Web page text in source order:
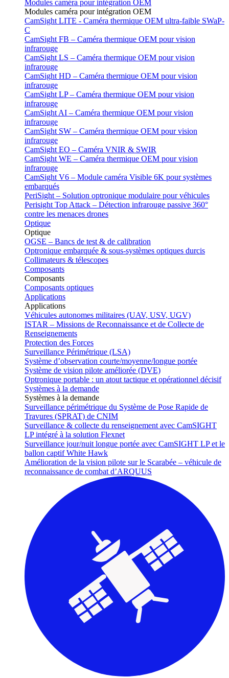
Modules caméra pour intégration OEM
Modules caméra pour intégration OEM
CamSight LITE - Caméra thermique OEM ultra-faible SWaP-
C
CamSight FB – Caméra thermique OEM pour vision
infrarouge
CamSight LS – Caméra thermique OEM pour vision
infrarouge
CamSight HD – Caméra thermique OEM pour vision
infrarouge
CamSight LP – Caméra thermique OEM pour vision
infrarouge
CamSight AI – Caméra thermique OEM pour vision
infrarouge
CamSight SW – Caméra thermique OEM pour vision
infrarouge
CamSight EO – Caméra VNIR & SWIR
CamSight WE – Caméra thermique OEM pour vision
infrarouge
CamSight V6 – Module caméra Visible 6K pour systèmes
embarqués
PeriSight – Solution optronique modulaire pour véhicules
Perisight Top Attack – Détection infrarouge passive 360°
contre les menaces drones
Optique
Optique
OGSE – Bancs de test & de calibration
Optronique embarquée & sous-systèmes optiques durcis
Collimateurs & télescopes
Composants
Composants
Composants optiques
Applications
Applications
Véhicules autonomes militaires (UAV, USV, UGV)
ISTAR – Missions de Reconnaissance et de Collecte de
Renseignements
Protection des Forces
Surveillance Périmétrique (LSA)
Système d’observation courte/moyenne/longue portée
Système de vision pilote améliorée (DVE)
Optronique portable : un atout tactique et opérationnel décisif
Systèmes à la demande
Systèmes à la demande
Surveillance périmétrique du Système de Pose Rapide de
Travures (SPRAT) de CNIM
Surveillance & collecte du renseignement avec CamSIGHT
LP intégré à la solution Flexnet
Surveillance jour/nuit longue portée avec CamSIGHT LP et le
ballon captif White Hawk
Amélioration de la vision pilote sur le Scarabée – véhicule de
reconnaissance de combat d’ARQUUS